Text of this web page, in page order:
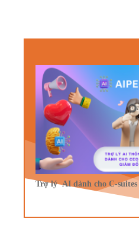
Trợ lý AI dành cho C-suites